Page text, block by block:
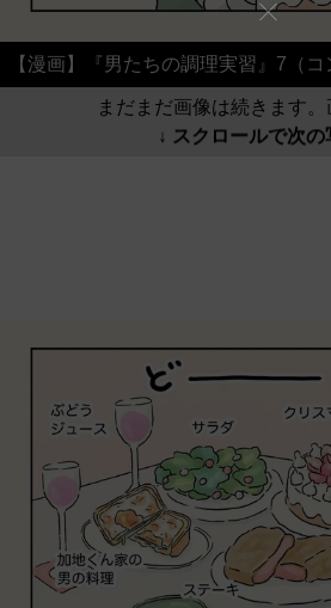
【漫画】『男たちの調理実習』7（コ
まだまだ画像は続きます。
↓ スクロールで次の